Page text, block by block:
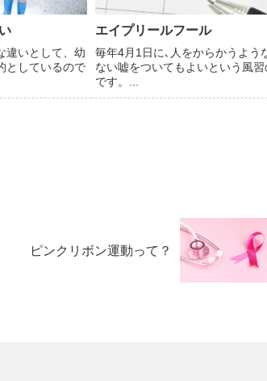
違いとして、幼
としているので
エイプリールフール
毎年4月1日に､人をからかうよう
ない嘘をついてもよいという風習
です。...
ピンクリボン運動って？